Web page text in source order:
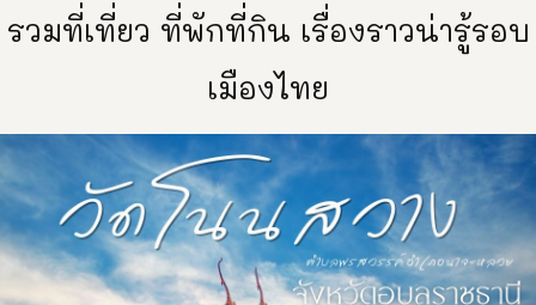
รวมที่เที่ยว ที่พักที่กิน เรื่องราวน่ารู้รอบ
เมืองไทย